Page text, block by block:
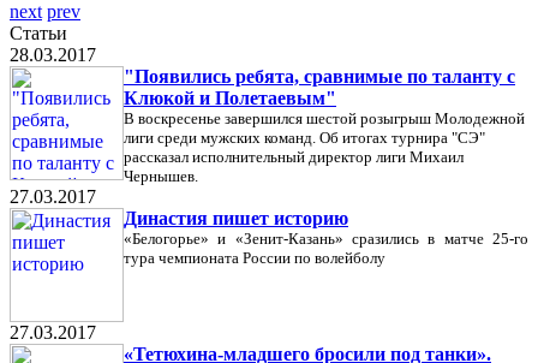
next prev
Статьи
28.03.2017
"Появились ребята, сравнимые по таланту с
Клюкой и Полетаевым"
В воскресенье завершился шестой розыгрыш Молодежной
лиги среди мужских команд. Об итогах турнира "СЭ"
рассказал исполнительный директор лиги Михаил
Чернышев.
27.03.2017
Династия пишет историю
«Белогорье» и «Зенит-Казань» сразились в матче 25-го
тура чемпионата России по волейболу
27.03.2017
«Тетюхина-младшего бросили под танки».